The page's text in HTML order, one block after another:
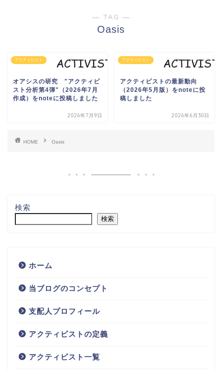
― TAG ―
Oasis
アクティビスト
オアシスの研究 "アクティビ
スト分析第4弾"（2026年7月
作成）をnoteに投稿しました
2026年7月9日
アクティビスト
アクティビストの最新動向
（2026年5月版）をnoteに投
稿しました
2026年6月30日
HOME Oasis
検索
検索
ホーム
当ブログのコンセプト
支配人プロフィール
アクティビストの定義
アクティビスト一覧